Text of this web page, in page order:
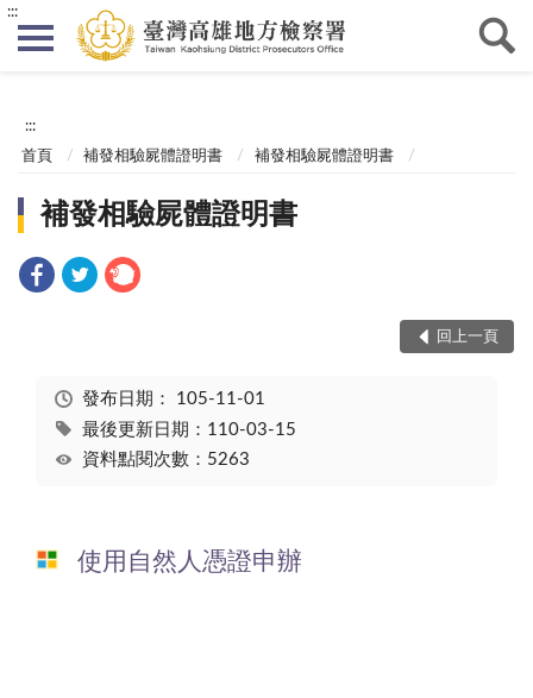
:::
:::
首頁 補發相驗屍體證明書 補發相驗屍體證明書
補發相驗屍體證明書
回上一頁
發布日期： 105-11-01
最後更新日期：110-03-15
資料點閱次數：5263
使用自然人憑證申辦